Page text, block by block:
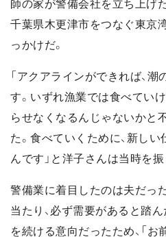
師の家が警備会社を立ち上げ
千葉県木更津市をつなぐ東京
っかけだ。
「アクアラインができれば、
す。いずれ漁業では食べてい
らせなくなるんじゃないかと
た。食べていくために、新し
んです」と洋子さんは当時を振
警備業に着目したのは夫だっ
当たり、必ず需要があると踏
を続ける意向だったため、「お